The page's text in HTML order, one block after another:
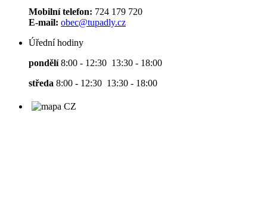
Mobilní telefon: 724 179 720
E-mail: obec@tupadly.cz
Úřední hodiny
pondělí8:00 - 12:30 13:30 - 18:00
středa 8:00 - 12:30 13:30 - 18:00